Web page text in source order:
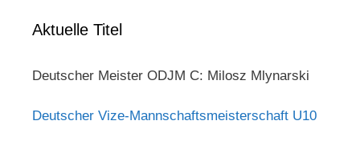
Aktuelle Titel
Deutscher Meister ODJM C: Milosz Mlynarski
Deutscher Vize-Mannschaftsmeisterschaft U10